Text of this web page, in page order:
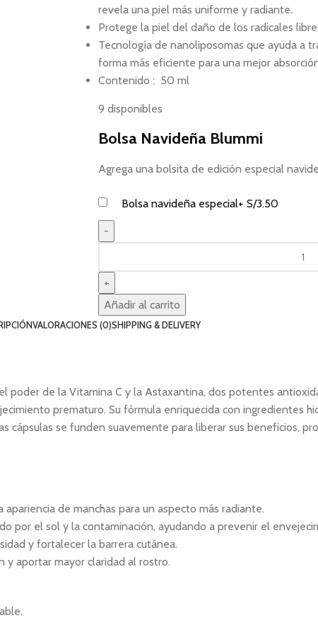
revela una piel más uniforme y radiante.
Protege la piel del daño de los radicales
Tecnología de nanoliposomas que ayuda a
forma más eficiente para una mejor
Contenido : 50 ml
9 disponibles
Bolsa Navideña Blummi
Agrega una bolsita de edición especial
Bolsa navideña especial+ S/3.50
Añadir al carrito
VALORACIONES (0)SHIPPING & DELIVERY
poder de la Vitamina C y la Astaxantina, dos potentes
prematuro. Su fórmula enriquecida con ingredientes
cápsulas se funden suavemente para liberar sus beneficios,
de manchas para un aspecto más radiante.
por el sol y la contaminación, ayudando a prevenir el
y fortalecer la barrera cutánea.
y aportar mayor claridad al rostro.